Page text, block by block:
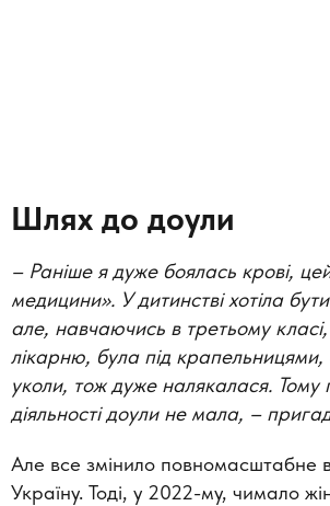
Шлях до доули
– Раніше я дуже боялась крові,
медицини». У дитинстві хотіла
але, навчаючись в третьому
лікарню, була під
уколи, тож дуже налякалася. Тому
діяльності доули не мала, –
Але все змінило повномасштабне
Україну. Тоді, у 2022-му, чимало